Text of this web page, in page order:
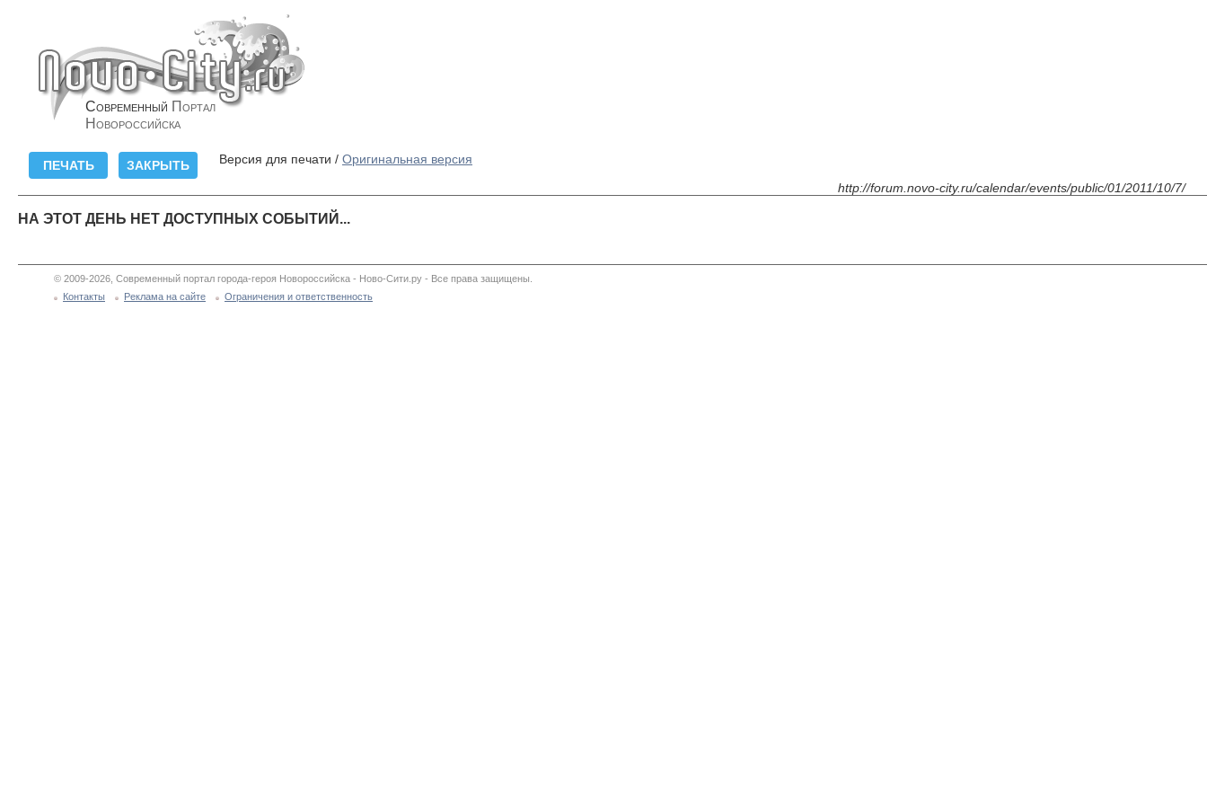
Современный Портал
Новороссийска
Версия для печати / Оригинальная версия
http://forum.novo-city.ru/calendar/events/public/01/2011/10/7/
НА ЭТОТ ДЕНЬ НЕТ ДОСТУПНЫХ СОБЫТИЙ...
© 2009-2026, Современный портал города-героя Новороссийска - Ново-Сити.ру - Все права защищены.
Контакты
Реклама на сайте Ограничения и ответственность